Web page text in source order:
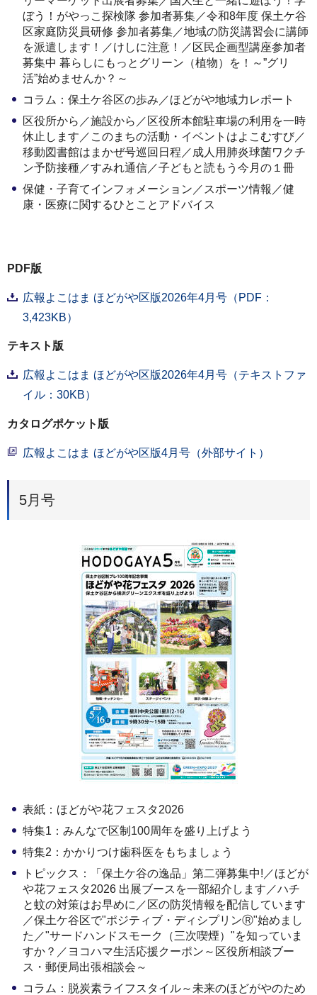
ぼう！がやっこ探検隊 参加者募集／令和8年度 保土ケ谷
区家庭防災員研修 参加者募集／地域の防災講習会に講師
を派遣します！／けしに注意！／区民企画型講座参加者
募集中 暮らしにもっとグリーン（植物）を！～”グリ
活”始めませんか？～
コラム：保土ケ谷区の歩み／ほどがや地域力レポート
区役所から／施設から／区役所本館駐車場の利用を一時
休止します／このまちの活動・イベントはよこむすび／
移動図書館はまかぜ号巡回日程／成人用肺炎球菌ワクチ
ン予防接種／すみれ通信／子どもと読もう今月の１冊
保健・子育てインフォメーション／スポーツ情報／健
康・医療に関するひとことアドバイス
PDF版
広報よこはま ほどがや区版2026年4月号（PDF：
3,423KB）
テキスト版
広報よこはま ほどがや区版2026年4月号（テキストファ
イル：30KB）
カタログポケット版
広報よこはま ほどがや区版4月号（外部サイト）
5月号
表紙：ほどがや花フェスタ2026
特集1：みんなで区制100周年を盛り上げよう
特集2：かかりつけ歯科医をもちましょう
トピックス：「保土ケ谷の逸品」第二弾募集中!／ほどが
や花フェスタ2026 出展ブースを一部紹介します／ハチ
と蚊の対策はお早めに／区の防災情報を配信しています
／保土ケ谷区で"ポジティブ・ディシプリンⓇ"始めまし
た／"サードハンドスモーク（三次喫煙）"を知っていま
すか？／ヨコハマ生活応援クーポン～区役所相談ブー
ス・郵便局出張相談会～
コラム：脱炭素ライフスタイル～未来のほどがやのため